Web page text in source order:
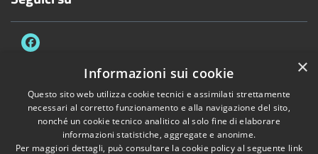
Accessibilità Privacy Cookie
Mappa del sito
Dichiarazione di accessibilità e meccanismo di feedback
Link Utili
Copyright © 2026 • Provincia di Vercelli • Powered byMunicipium•
×
Informazioni sui cookie
Questo sito web utilizza cookie tecnici e assimilati strettamente
necessari al corretto funzionamento e alla navigazione del sito,
nonché un cookie tecnico analitico al solo fine di elaborare
informazioni statistiche, aggregate e anonime.
Per maggiori dettagli, può consultare la cookie policy al seguente link